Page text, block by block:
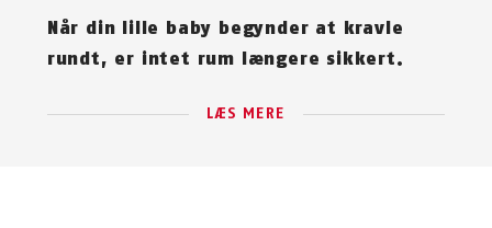
Når din lille baby begynder at kravle
rundt, er intet rum længere sikkert.
LÆS MERE